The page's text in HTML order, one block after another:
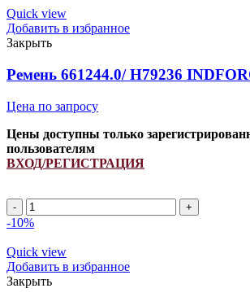
340433152/
833867M1
INDFORCE
quantity
Quick view
Добавить в избранное
Закрыть
Ремень 661244.0/ H79236
Цена по запросу
Цены доступны только
пользователям
ВХОД/РЕГИСТРАЦИЯ
Ремень
661244.0/
INDFORCE
quantity
-10%
Quick view
Добавить в избранное
Закрыть